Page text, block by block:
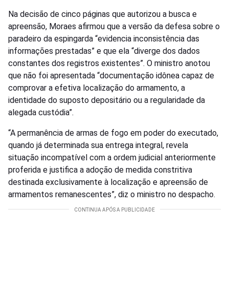
Na decisão de cinco páginas que autorizou a busca e
apreensão, Moraes afirmou que a versão da defesa sobre o
paradeiro da espingarda “evidencia inconsistência das
informações prestadas” e que ela “diverge dos dados
constantes dos registros existentes”. O ministro anotou
que não foi apresentada “documentação idônea capaz de
comprovar a efetiva localização do armamento, a
identidade do suposto depositário ou a regularidade da
alegada custódia”.
“A permanência de armas de fogo em poder do executado,
quando já determinada sua entrega integral, revela
situação incompatível com a ordem judicial anteriormente
proferida e justifica a adoção de medida constritiva
destinada exclusivamente à localização e apreensão de
armamentos remanescentes”, diz o ministro no despacho.